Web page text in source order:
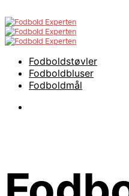
Fodboldstøvler
Fodboldbluser
Fodboldmål